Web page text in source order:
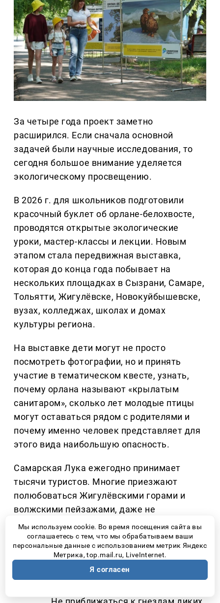
За четыре года проект заметно
расширился. Если сначала основной
задачей были научные исследования, то
сегодня большое внимание уделяется
экологическому просвещению.
В 2026 г. для школьников подготовили
красочный буклет об орлане-белохвосте,
проводятся открытые экологические
уроки, мастер-классы и лекции. Новым
этапом стала передвижная выставка,
которая до конца года побывает на
нескольких площадках в Сызрани, Самаре,
Тольятти, Жигулёвске, Новокуйбышевске,
вузах, колледжах, школах и домах
культуры региона.
На выставке дети могут не просто
посмотреть фотографии, но и принять
участие в тематическом квесте, узнать,
почему орлана называют «крылатым
санитаром», сколько лет молодые птицы
могут оставаться рядом с родителями и
почему именно человек представляет для
этого вида наибольшую опасность.
Самарская Лука ежегодно принимает
тысячи туристов. Многие приезжают
полюбоваться Жигулёвскими горами и
волжскими пейзажами, даже не
подозревая, что рядом могут находиться
гнезда краснокнижных птиц. Именно
поэтому специалисты национального
парка постоянно напоминают простые, но
очень важные правила:
Мы используем cookie. Во время посещения сайта вы
соглашаетесь с тем, что мы обрабатываем ваши
персональные данные с использованием метрик Яндекс
Метрика, top.mail.ru, LiveInternet.
Я согласен